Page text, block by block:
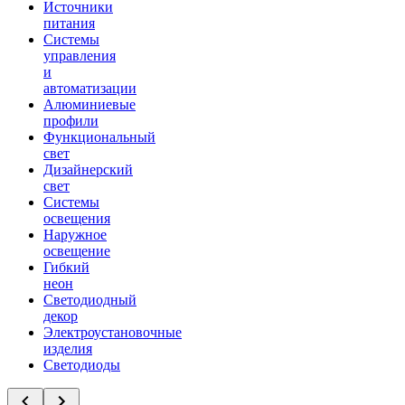
Источники
питания
Системы
управления
и
автоматизации
Алюминиевые
профили
Функциональный
свет
Дизайнерский
свет
Системы
освещения
Наружное
освещение
Гибкий
неон
Светодиодный
декор
Электроустановочные
изделия
Светодиоды